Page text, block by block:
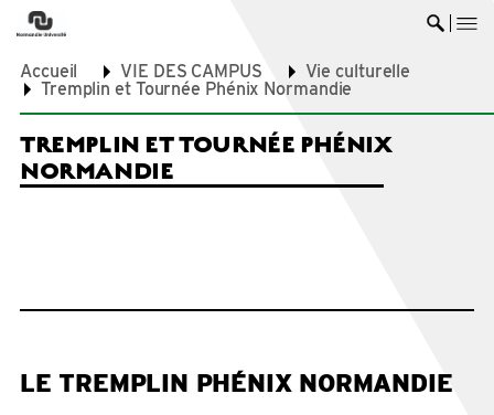
Accueil VIE DES CAMPUS
Vie culturelle
Tremplin et Tournée Phénix Normandie
TREMPLIN ET TOURNÉE PHÉNIX
NORMANDIE
LE TREMPLIN PHÉNIX NORMANDIE